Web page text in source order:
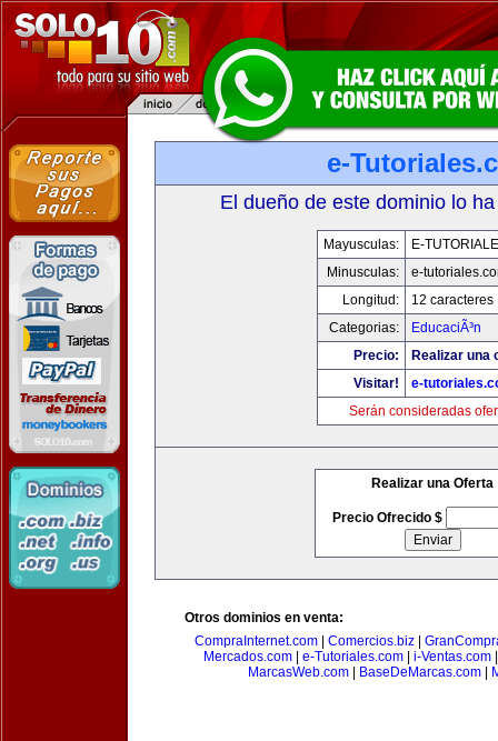
e-
El dueño de este dominio lo
Mayusculas:
E-
Minusculas:
e-
Longitud:
12 caracteres
Categorias:
EducaciÃ³n
Precio:
Realizar una
Visitar!
e-
Serán consideradas
Realizar una Oferta
Precio Ofrecido $
Otros dominios en venta:
CompraInternet.com| Comercios.biz|
Mercados.com
e-Tutoriales.com i-Ventas.com
MarcasWeb.com
BaseDeMarcas.com